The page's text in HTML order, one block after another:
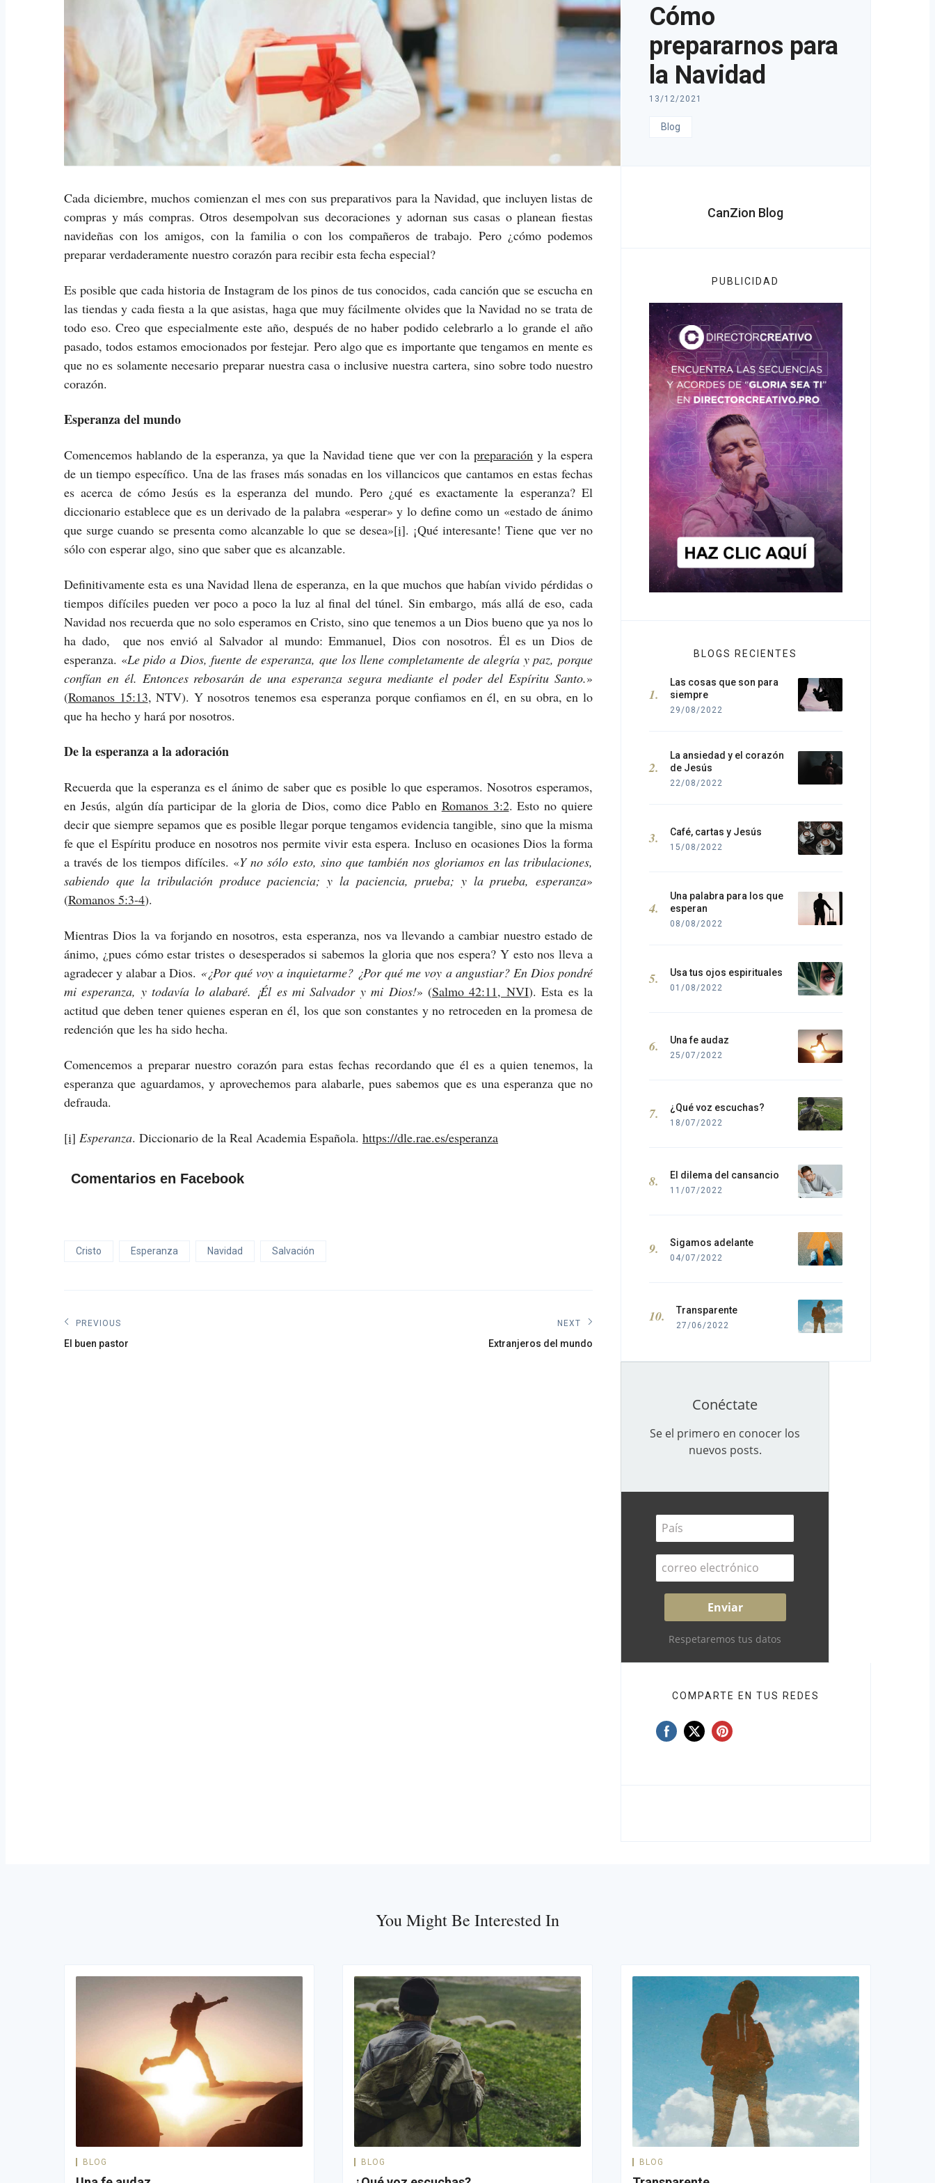
Cómo
prepararnos para
la Navidad
13/12/2021
Blog
Cada diciembre, muchos comienzan el mes con sus preparativos para la Navidad, que incluyen listas de
compras y más compras. Otros desempolvan sus decoraciones y adornan sus casas o planean fiestas
navideñas con los amigos, con la familia o con los compañeros de trabajo. Pero ¿cómo podemos
preparar verdaderamente nuestro corazón para recibir esta fecha especial?
Es posible que cada historia de Instagram de los pinos de tus conocidos, cada canción que se escucha en
las tiendas y cada fiesta a la que asistas, haga que muy fácilmente olvides que la Navidad no se trata de
todo eso. Creo que especialmente este año, después de no haber podido celebrarlo a lo grande el año
pasado, todos estamos emocionados por festejar. Pero algo que es importante que tengamos en mente es
que no es solamente necesario preparar nuestra casa o inclusive nuestra cartera, sino sobre todo nuestro
corazón.
Esperanza del mundo
Comencemos hablando de la esperanza, ya que la Navidad tiene que ver con lapreparación y la espera
de un tiempo específico. Una de las frases más sonadas en los villancicos que cantamos en estas fechas
es acerca de cómo Jesús es la esperanza del mundo. Pero ¿qué es exactamente la esperanza? El
diccionario establece que es un derivado de la palabra «esperar» y lo define como un «estado de ánimo
que surge cuando se presenta como alcanzable lo que se desea»[i]. ¡Qué interesante! Tiene que ver no
sólo con esperar algo, sino que saber que es alcanzable.
Definitivamente esta es una Navidad llena de esperanza, en la que muchos que habían vivido pérdidas o
tiempos difíciles pueden ver poco a poco la luz al final del túnel. Sin embargo, más allá de eso, cada
Navidad nos recuerda que no solo esperamos en Cristo, sino que tenemos a un Dios bueno que ya nos lo
ha dado, que nos envió al Salvador al mundo: Emmanuel, Dios con nosotros. Él es un Dios de
esperanza. «Le pido a Dios, fuente de esperanza, que los llene completamente de alegría y paz, porque
confían en él. Entonces rebosarán de una esperanza segura mediante el poder del Espíritu Santo.»
(Romanos 15:13, NTV). Y nosotros tenemos esa esperanza porque confiamos en él, en su obra, en lo
que ha hecho y hará por nosotros.
De la esperanza a la adoración
Recuerda que la esperanza es el ánimo de saber que es posible lo que esperamos. Nosotros esperamos,
en Jesús, algún día participar de la gloria de Dios, como dice Pablo en Romanos 3:2. Esto no quiere
decir que siempre sepamos que es posible llegar porque tengamos evidencia tangible, sino que la misma
fe que el Espíritu produce en nosotros nos permite vivir esta espera. Incluso en ocasiones Dios la forma
a través de los tiempos difíciles. «Y no sólo esto, sino que también nos gloriamos en las tribulaciones,
sabiendo que la tribulación produce paciencia; y la paciencia, prueba; y la prueba, esperanza»
(Romanos 5:3-4).
Mientras Dios la va forjando en nosotros, esta esperanza, nos va llevando a cambiar nuestro estado de
ánimo, ¿pues cómo estar tristes o desesperados si sabemos la gloria que nos espera? Y esto nos lleva a
agradecer y alabar a Dios. «¿Por qué voy a inquietarme? ¿Por qué me voy a angustiar? En Dios pondré
mi esperanza, y todavía lo alabaré. ¡Él es mi Salvador y mi Dios!» (Salmo 42:11, NVI). Esta es la
actitud que deben tener quienes esperan en él, los que son constantes y no retroceden en la promesa de
redención que les ha sido hecha.
Comencemos a preparar nuestro corazón para estas fechas recordando que él es a quien tenemos, la
esperanza que aguardamos, y aprovechemos para alabarle, pues sabemos que es una esperanza que no
defrauda.
[i] Esperanza. Diccionario de la Real Academia Española. https://dle.rae.es/esperanza
Comentarios en Facebook
Cristo Esperanza Navidad Salvación
Navegación
de
PREVIOUS
Previous
El buen pastor
NEXT
Next
Extranjeros del mundo
CanZion Blog
PUBLICIDAD
BLOGS RECIENTES
Las cosas que son para
siempre
29/08/2022
La ansiedad y el corazón
de Jesús
22/08/2022
Café, cartas y Jesús
15/08/2022
Una palabra para los que
esperan
08/08/2022
Usa tus ojos espirituales
01/08/2022
Una fe audaz
25/07/2022
¿Qué voz escuchas?
18/07/2022
El dilema del cansancio
11/07/2022
Sigamos adelante
04/07/2022
Transparente
27/06/2022
Conéctate
Se el primero en conocer los
nuevos posts.
Respetaremos tus datos
COMPARTE EN TUS REDES
You Might Be Interested In
BLOG BLOG BLOG